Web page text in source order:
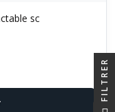
sc
FILTRER